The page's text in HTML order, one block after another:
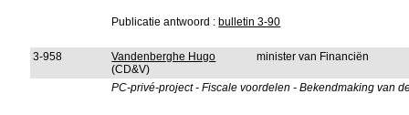
Publicatie antwoord : bulletin 3-90
3-958
Vandenberghe Hugo
(CD&V)
minister van Financiën
PC-privé-project - Fiscale voordelen - Bekendmaking van